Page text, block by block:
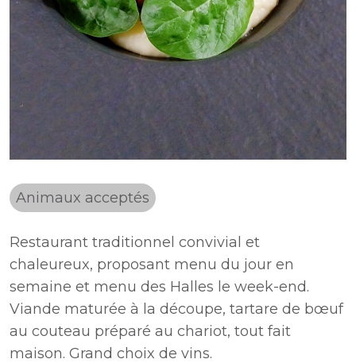
Animaux acceptés
Restaurant traditionnel convivial et
chaleureux, proposant menu du jour en
semaine et menu des Halles le week-end.
Viande maturée à la découpe, tartare de bœuf
au couteau préparé au chariot, tout fait
maison. Grand choix de vins.